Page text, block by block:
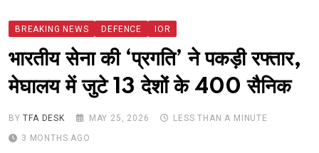
Alert
Viral
Classified
About Us
BREAKING NEWS DEFENCE IOR
भारतीय सेना की ‘प्रगति’ ने पकड़ी रफ्तार,
मेघालय में जुटे 13 देशों के 400 सैनिक
BYTFA DESK MAY 25, 2026
LESS THAN A MINUTE
3 MONTHS AGO